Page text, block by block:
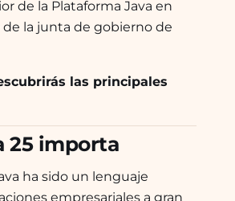
de la Plataforma Java en
la junta de gobierno de
las principales
25 importa
ha sido un lenguaje
empresariales a gran